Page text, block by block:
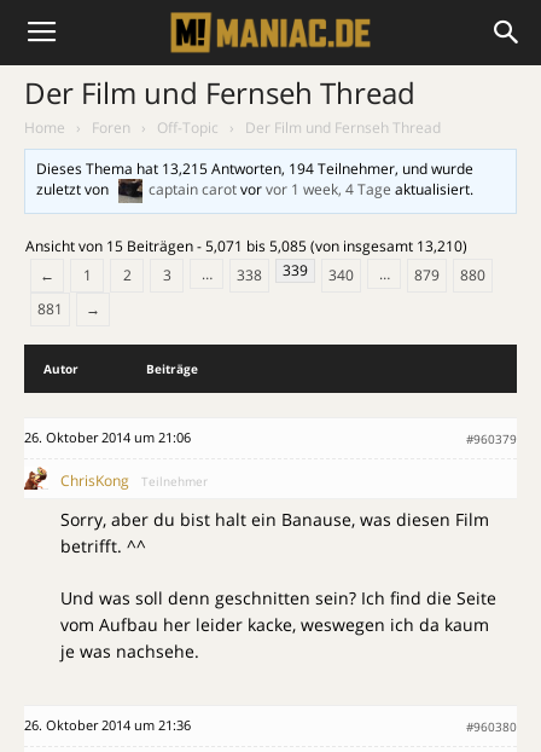
Der Film und Fernseh Thread
Home › Foren › Off-Topic ›
Der Film und Fernseh Thread
Dieses Thema hat 13,215 Antworten, 194 Teilnehmer, und wurde
zuletzt von
captain carotvorvor 1 week, 4 Tage aktualisiert.
Ansicht von 15 Beiträgen - 5,071 bis 5,085 (von insgesamt 13,210)
←
1 2 3 … 338 339 340 … 879
880
881
→
Autor Beiträge
26. Oktober 2014 um 21:06 #960379
ChrisKong Teilnehmer
Sorry, aber du bist halt ein Banause, was diesen Film
betrifft. ^^
Und was soll denn geschnitten sein? Ich find die Seite
vom Aufbau her leider kacke, weswegen ich da kaum
je was nachsehe.
26. Oktober 2014 um 21:36 #960380